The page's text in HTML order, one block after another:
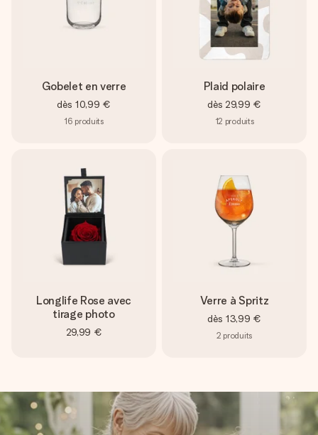
Gobelet en verre
dès 10,99 €
16 produits
Plaid polaire
dès 29,99 €
12 produits
Longlife Rose avec
tirage photo
29,99 €
Verre à Spritz
dès 13,99 €
2 produits